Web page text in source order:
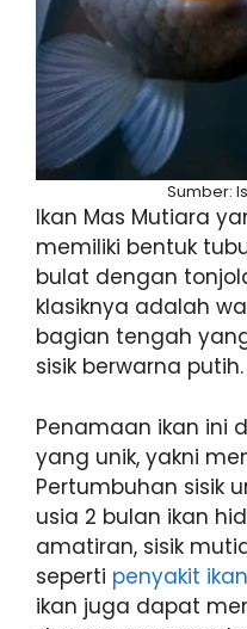
Sumber:
Ikan Mas Mutiara
memiliki bentuk
bulat dengan
klasiknya adalah
bagian tengah
sisik berwarna putih.
Penamaan ikan ini
yang unik, yakni
Pertumbuhan sisik
usia 2 bulan ikan
amatiran, sisik
seperti penyakit
ikan juga dapat